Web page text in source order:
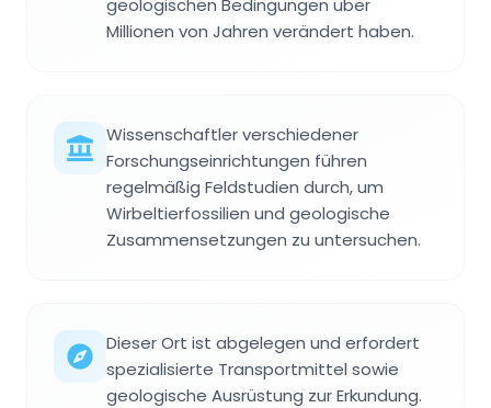
geologischen Bedingungen über
Millionen von Jahren verändert haben.
Wissenschaftler verschiedener
Forschungseinrichtungen führen
regelmäßig Feldstudien durch, um
Wirbeltierfossilien und geologische
Zusammensetzungen zu untersuchen.
Dieser Ort ist abgelegen und erfordert
spezialisierte Transportmittel sowie
geologische Ausrüstung zur Erkundung.